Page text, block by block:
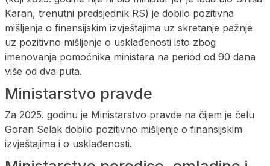
Karan, trenutni predsjednik RS) je dobilo pozitivna
mišljenja o finansijskim izvještajima uz skretanje pažnje
uz pozitivno mišljenje o usklađenosti isto zbog
imenovanja pomoćnika ministara na period od 90 dana
više od dva puta.
Ministarstvo pravde
Za 2025. godinu je Ministarstvo pravde na čijem je čelu
Goran Selak dobilo pozitivno mišljenje o finansijskim
izvještajima i o usklađenosti.